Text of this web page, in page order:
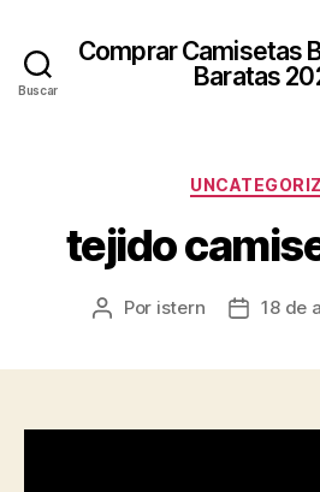
Buscar
Comprar Camisetas
Baratas
tejido
Autor
Por istern
Fecha
18 de